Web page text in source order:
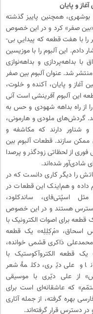
و پایان
همچنین پاییز گذشته
«بین صفر» کرد و در این خصوص
را با هفت قطعه که پیداییِ بی‌-
دادم. این آلبوم را با موزیسین
بداهه‌پردازی و بداهه‌نوازی
منتشر شد. عنوان آلبوم بین صفر
آغاز و پایان، آکنده و خلوت،
این آلبوم آفرینشی است آنی
از راه بداهه شهودی و حس به
گردش‌های‌ ملودی‌ و هارمونی‌،
و شناور دارند‌ که مکاشفه و
ممکن سازند. قطعات آلبوم بین
از لحظاتی زودگذر و پرصدا
شادی‌آور شده‌اند.
را دیگر کاری دانست که در
و هم‌اینک این قطعات در
مثل اسپُتی‌فای، ساندکلود،
هستند و در این خصوص
برای اصوات الکترونیک با
اسحاق، «م‌ْکِلِلِه» یک قطعه
ذاکری قشمی خوانده،
یک قطعه الکتروآکوستیک با
و علی دیّری، دکلمهٔ شعر
از علی دیّری با موسیقی
که عاشقانه‌ای ا‌ست برای
بهره گرفته، از جمله آثاری
دسترس قرار گرفته‌اند.